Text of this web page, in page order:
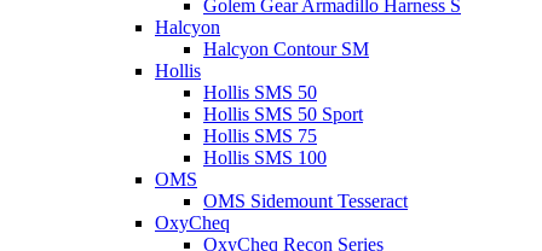
Golem Gear Armadillo Harness S
Halcyon
Halcyon Contour SM
Hollis
Hollis SMS 50
Hollis SMS 50 Sport
Hollis SMS 75
Hollis SMS 100
OMS
OMS Sidemount Tesseract
OxyCheq
OxyCheq Recon Series